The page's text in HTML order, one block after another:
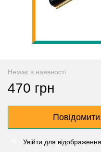
Немає в наявності
470 грн
Увійти для